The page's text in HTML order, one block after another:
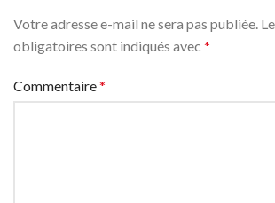
Votre adresse e-mail ne sera pas publiée.
obligatoires sont indiqués avec *
Commentaire*